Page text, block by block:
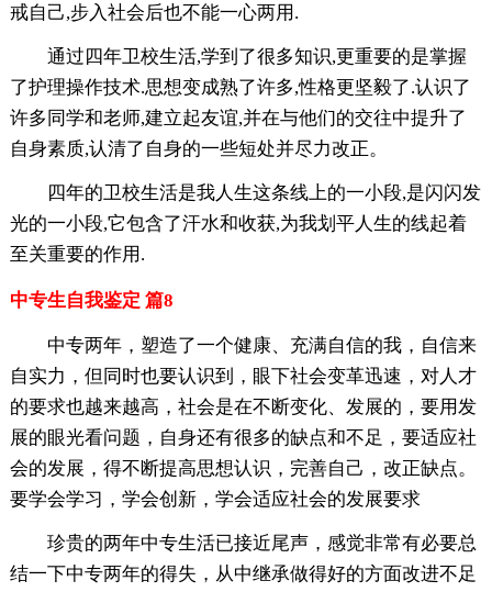
戒自己,步入社会后也不能一心两用.
通过四年卫校生活,学到了很多知识,更重要的是掌握
了护理操作技术.思想变成熟了许多,性格更坚毅了.认识了
许多同学和老师,建立起友谊,并在与他们的交往中提升了
自身素质,认清了自身的一些短处并尽力改正。
四年的卫校生活是我人生这条线上的一小段,是闪闪发
光的一小段,它包含了汗水和收获,为我划平人生的线起着
至关重要的作用.
中专生自我鉴定 篇8
中专两年，塑造了一个健康、充满自信的我，自信来
自实力，但同时也要认识到，眼下社会变革迅速，对人才
的要求也越来越高，社会是在不断变化、发展的，要用发
展的眼光看问题，自身还有很多的缺点和不足，要适应社
会的发展，得不断提高思想认识，完善自己，改正缺点。
要学会学习，学会创新，学会适应社会的发展要求
珍贵的两年中专生活已接近尾声，感觉非常有必要总
结一下中专两年的得失，从中继承做得好的方面改进不足